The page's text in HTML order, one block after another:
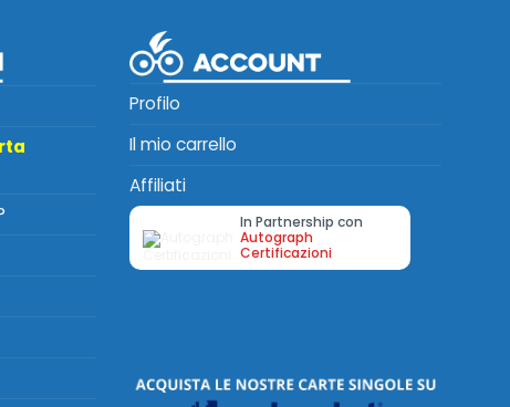
Profilo
Il mio carrello
Affiliati
In Partnership con
Autograph
Certificazioni